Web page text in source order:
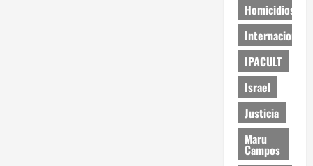
Homicidios
Internacional
IPACULT
Israel
Justicia
Maru
Campos